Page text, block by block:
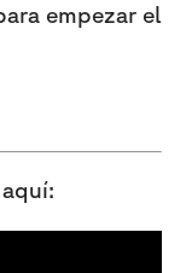
empezar el